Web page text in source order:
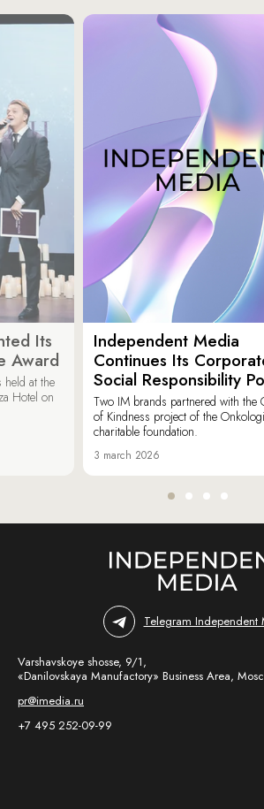
Its
Award
held at the
Hotel on
Independent Media
Continues Its
Social Responsibility
Two IM brands partnered with the
of Kindness project of the
charitable foundation.
3 march 2026
Telegram Independent
Varshavskoye shosse, 9/1,
«Danilovskaya Manufactory» Business Area,
pr@imedia.ru
+7 495 252-09-99